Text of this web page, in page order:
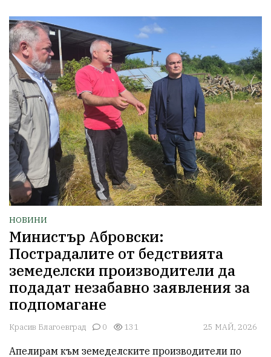
НОВИНИ
Министър Абровски:
Пострадалите от бедствията
земеделски производители да
подадат незабавно заявления за
подпомагане
Красив Благоевград 0 131 25 МАЙ, 2026
Апелирам към земеделските производители по